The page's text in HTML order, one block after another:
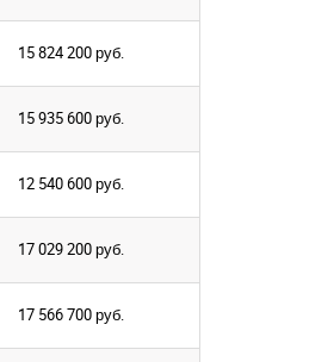
15 824 200руб.
15 935 600руб.
12 540 600руб.
17 029 200руб.
17 566 700руб.